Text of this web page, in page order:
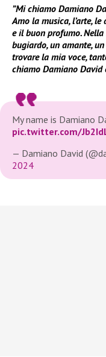
”Mi chiamo Damiano
Amo la musica, l’arte,
e il buon profumo.
bugiardo, un amante,
trovare la mia voce,
chiamo Damiano
My name is Damiano
pic.twitter.com/
— Damiano David
2024